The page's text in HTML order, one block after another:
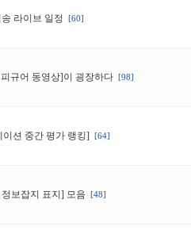
라이브 일정 [60]
규어 동영상]이 굉장하다 [98]
이션 중간 평가 랭킹] [64]
보잡지 표지] 모음 [48]